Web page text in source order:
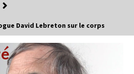
David Lebreton sur le corps